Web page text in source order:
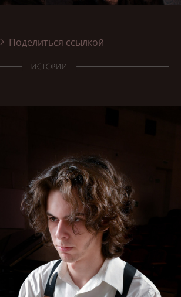
Поделиться ссылкой
ИСТОРИИ